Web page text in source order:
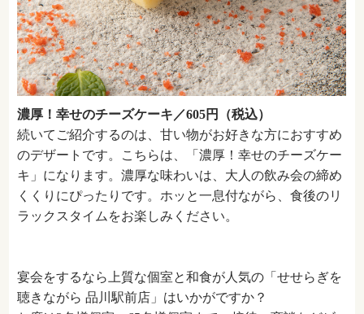
濃厚！幸せのチーズケーキ／605円（税込）
続いてご紹介するのは、甘い物がお好きな方におすすめ
のデザートです。こちらは、「濃厚！幸せのチーズケー
キ 」になります。濃厚な味わいは、大人の飲み会の締め
くくりにぴったりです。ホッと一息付ながら、食後のリ
ラックスタイムをお楽しみください。
宴会をするなら上質な個室と和食が人気の「せせらぎを
聴きながら 品川駅前店」はいかがですか？